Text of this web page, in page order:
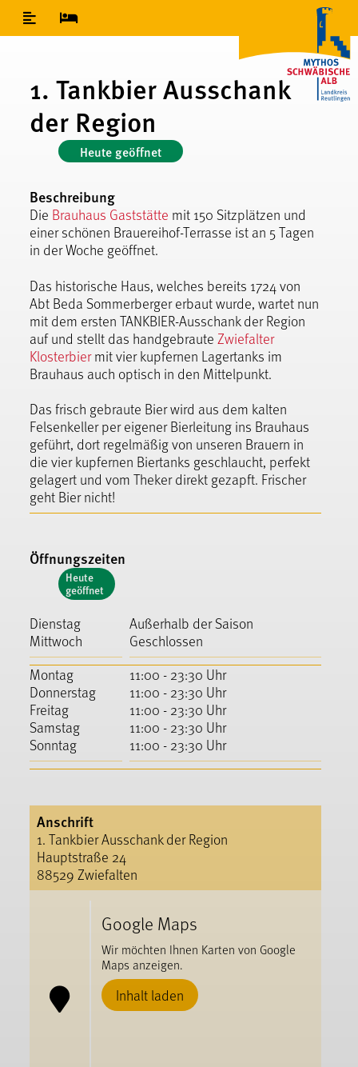
Inhaltsverzeichnis
1. Tankbier Ausschank
der Region
Heute geöffnet
Beschreibung
Die Brauhaus Gaststätte mit 150 Sitzplätzen und
einer schönen Brauereihof-Terrasse ist an 5 Tagen
in der Woche geöffnet.
Das historische Haus, welches bereits 1724 von
Abt Beda Sommerberger erbaut wurde, wartet nun
mit dem ersten TANKBIER-Ausschank der Region
auf und stellt das handgebrauteZwiefalter
Klosterbiermit vier kupfernen Lagertanks im
Brauhaus auch optisch in den Mittelpunkt.
Das frisch gebraute Bier wird aus dem kalten
Felsenkeller per eigener Bierleitung ins Brauhaus
geführt, dort regelmäßig von unseren Brauern in
die vier kupfernen Biertanks geschlaucht, perfekt
gelagert und vom Theker direkt gezapft. Frischer
geht Bier nicht!
Öffnungszeiten
Heute
geöffnet
Dienstag
Mittwoch
Außerhalb der Saison
Geschlossen
Montag
Donnerstag
Freitag
Samstag
Sonntag
11:00 - 23:30 Uhr
11:00 - 23:30 Uhr
11:00 - 23:30 Uhr
11:00 - 23:30 Uhr
11:00 - 23:30 Uhr
Anschrift
1. Tankbier Ausschank der Region
Hauptstraße 24
88529 Zwiefalten
Google Maps
Wir möchten Ihnen Karten von Google
Maps anzeigen.
Inhalt laden